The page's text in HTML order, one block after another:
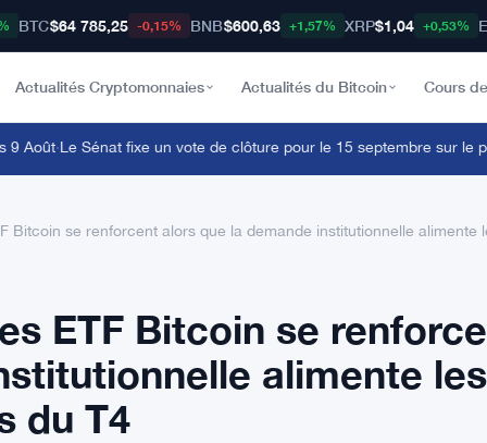
BTC$64 785,25 -0,15% BNB$600,63 +1,57% XRP$1,04 +0,53%
Actualités Cryptomonnaies Actualités du Bitcoin Cours
·Le Sénat fixe un vote de clôture pour le 15 septembre sur le
Bitcoin se renforcent alors que la demande institutionnelle alimente
ETF Bitcoin se
alimente les
du T4